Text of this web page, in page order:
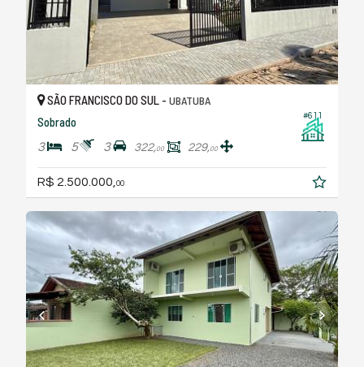
#611
SÃO FRANCISCO DO SUL - UBATUBA
Sobrado
3 5 3 322,00 229,00
R$ 2.500.000, 00